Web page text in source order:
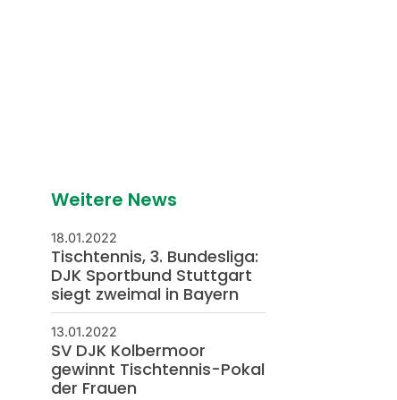
Weitere News
18.01.2022
Tischtennis, 3. Bundesliga:
DJK Sportbund Stuttgart
siegt zweimal in Bayern
13.01.2022
SV DJK Kolbermoor
gewinnt Tischtennis-Pokal
der Frauen